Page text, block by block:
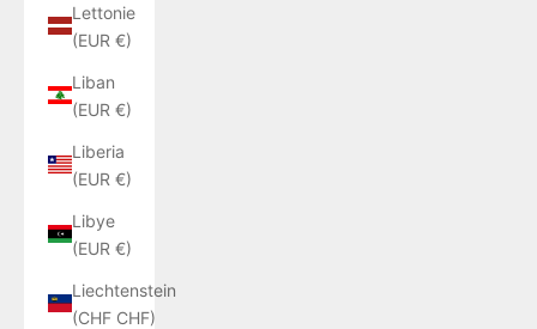
Lettonie
(EUR €)
Liban
(EUR €)
Liberia
(EUR €)
Libye
(EUR €)
Liechtenstein
(CHF CHF)